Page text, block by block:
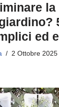
ed
2 Ottobre 2025